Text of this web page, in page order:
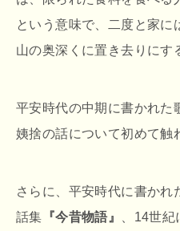
という意味で、二度と家に
山の奥深くに置き去りにす
平安時代の中期に書かれた
姨捨の話について初めて触
さらに、平安時代に書かれ
話集 『今昔物語』
、14世